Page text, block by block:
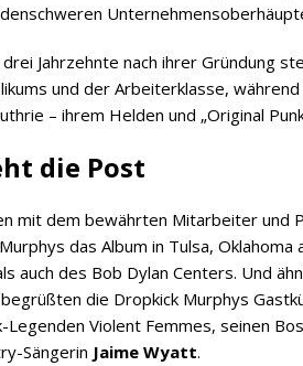
Jahrzehnte nach ihrer Gründung
und der Arbeiterklasse,
– ihrem Helden und „Original
die Post
mit dem bewährten Mitarbeiter und
das Album in Tulsa,
auch des Bob Dylan Centers. Und
begrüßten die Dropkick Murphys
Legenden Violent Femmes, seinen
Sängerin Jaime Wyatt.